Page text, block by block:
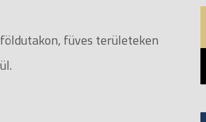
füves területeken